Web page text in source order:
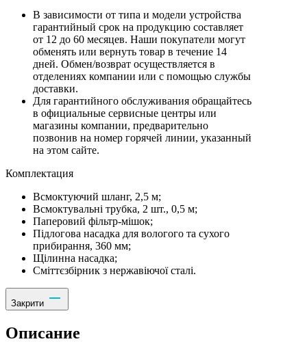
В зависимости от типа и модели устройства
гарантийный срок на продукцию составляет
от 12 до 60 месяцев. Наши покупатели могут
обменять или вернуть товар в течение 14
дней. Обмен/возврат осуществляется в
отделениях компании или с помощью службы
доставки.
Для гарантийного обслуживания обращайтесь
в официальные сервисные центры или
магазины компании, предварительно
позвонив на номер горячей линии, указанный
на этом сайте.
Комплектация
Всмоктуючий шланг, 2,5 м;
Всмоктувальні трубка, 2 шт., 0,5 м;
Паперовий фільтр-мішок;
Підлогова насадка для вологого та сухого
прибирання, 360 мм;
Щілинна насадка;
Сміттєзбірник з нержавіючої сталі.
Закрити
Описание